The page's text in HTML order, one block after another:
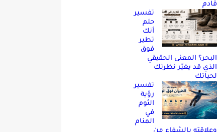
قادم
تفسير
حلم
أنك
تطير
فوق
البحر؟ المعنى الحقيقي
الذي قد يغيّر نظرتك
لحياتك
تفسير
رؤية
الثوم
في
المنام